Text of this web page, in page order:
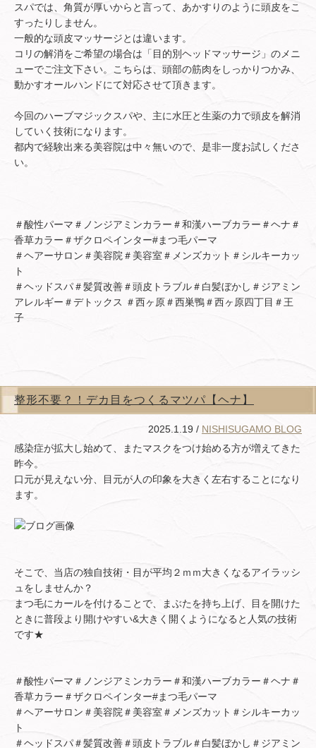
スパでは、角質が厚いからと言って、あかすりのように頭皮をこ
すったりしません。
一般的な頭皮マッサージとは違います。
コリの解消をご希望の場合は「目的別ヘッドマッサージ」のメニ
ューでご注文下さい。こちらは、頭部の筋肉をしっかりつかみ、
動かすオールハンドにて対応させて頂きます。
今回のハーブマジックスパや、主に水圧と生薬の力で頭皮を解消
していく技術になります。
都内で経験出来る美容院は中々無いので、是非一度お試しくださ
い。
＃酸性パーマ＃ノンジアミンカラー＃和漢ハーブカラー＃ヘナ＃
香草カラー＃ザクロペインター#まつ毛パーマ
＃ヘアーサロン＃美容院＃美容室＃メンズカット＃シルキーカッ
ト
＃ヘッドスパ＃髪質改善＃頭皮トラブル＃白髪ぼかし＃ジアミン
アレルギー＃デトックス ＃西ヶ原＃西巣鴨＃西ヶ原四丁目＃王
子
整形不要？！デカ目をつくるマツパ【ヘナ】
2025.1.19 / NISHISUGAMO BLOG
感染症が拡大し始めて、またマスクをつけ始める方が増えてきた
昨今。
口元が見えない分、目元が人の印象を大きく左右することになり
ます。
そこで、当店の独自技術・目が平均２ｍｍ大きくなるアイラッシ
ュをしませんか？
まつ毛にカールを付けることで、まぶたを持ち上げ、目を開けた
ときに普段より開けやすい&大きく開くようになると人気の技術
です★
＃酸性パーマ＃ノンジアミンカラー＃和漢ハーブカラー＃ヘナ＃
香草カラー＃ザクロペインター#まつ毛パーマ
＃ヘアーサロン＃美容院＃美容室＃メンズカット＃シルキーカッ
ト
＃ヘッドスパ＃髪質改善＃頭皮トラブル＃白髪ぼかし＃ジアミン